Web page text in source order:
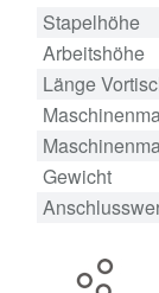
Stapelhöhe
Arbeitshöhe
Länge
Gewicht